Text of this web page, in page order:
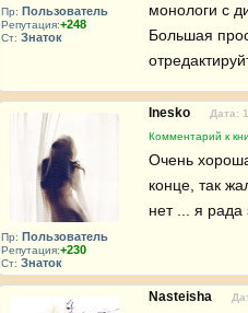
Пр: Пользователь
Репутация:+248
Ст: Знаток
монологи с
Большая
Пр: Пользователь
Репутация:+230
Ст: Знаток
Inesko
Дата:
Комментарий к
Очень
конце, так
нет ... я рада
Nasteisha